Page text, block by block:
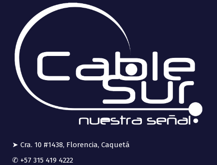
➤ Cra. 10 #1438, Florencia, Caquetá
✆ +57 315 419 4222